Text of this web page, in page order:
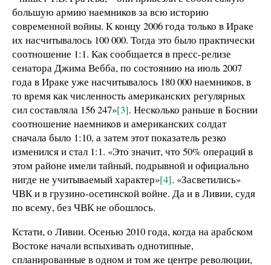
большую армию наемников за всю историю
современной войны. К концу 2006 года только в Ираке
их насчитывалось 100 000. Тогда это было практически
соотношение 1:1. Как сообщается в пресс-релизе
сенатора Джима Вебба, по состоянию на июль 2007
года в Ираке уже насчитывалось 180 000 наемников, в
то время как численность американских регулярных
сил составляла 156 247»[3]. Несколько раньше в Боснии
соотношение наемников и американских солдат
сначала было 1:10, а затем этот показатель резко
изменился и стал 1:1. «Это значит, что 50% операций в
этом районе имели тайный, подрывной и официально
нигде не учитываемый характер»[4]. «Засветились»
ЧВК и в грузино-осетинской войне. Да и в Ливии, судя
по всему, без ЧВК не обошлось.
Кстати, о Ливии. Осенью 2010 года, когда на арабском
Востоке начали вспыхивать однотипные,
спланированные в одном и том же центре революции,